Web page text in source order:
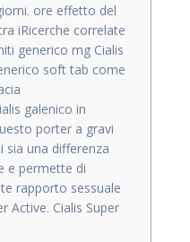
ore effetto del
iRicerche correlate
generico mg Cialis
soft tab come
galenico in
porter a gravi
sia una differenza
e permette di
rapporto sessuale
Active. Cialis Super